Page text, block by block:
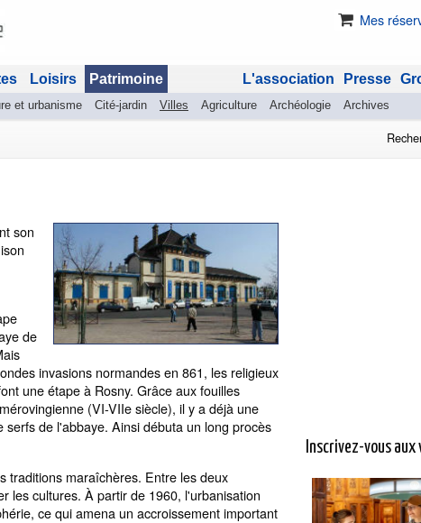
Mes
Loisirs Patrimoine
et urbanisme Cité-jardin Villes Agriculture Archéologie Archives
Presse
L'association
son
de
invasions normandes en 861, les religieux
une étape à Rosny. Grâce aux fouilles
(VI-VIIe siècle), il y a déjà une
de l'abbaye. Ainsi débuta un long procès
traditions maraîchères. Entre les deux
les cultures. À partir de 1960, l'urbanisation
ce qui amena un accroissement important
Inscrivez-vous